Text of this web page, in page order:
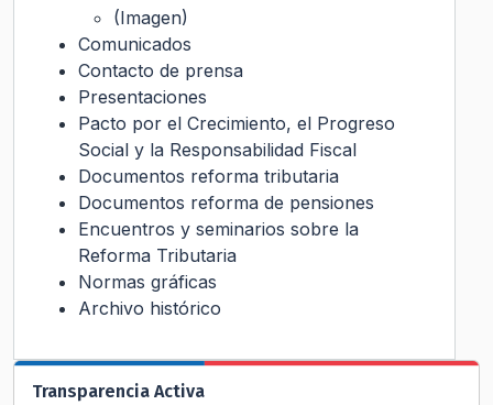
(Imagen)
Comunicados
Contacto de prensa
Presentaciones
Pacto por el Crecimiento, el Progreso
Social y la Responsabilidad Fiscal
Documentos reforma tributaria
Documentos reforma de pensiones
Encuentros y seminarios sobre la
Reforma Tributaria
Normas gráficas
Archivo histórico
Transparencia Activa